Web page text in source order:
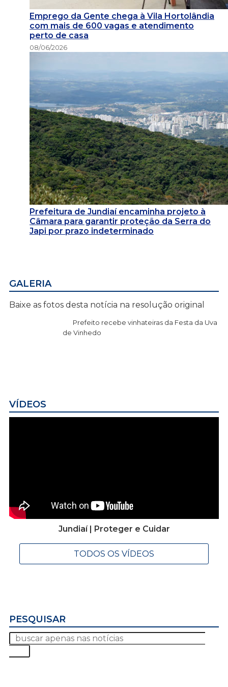
Emprego da Gente chega à Vila Hortolândia
com mais de 600 vagas e atendimento
perto de casa
08/06/2026
Prefeitura de Jundiaí encaminha projeto à
Câmara para garantir proteção da Serra do
Japi por prazo indeterminado
GALERIA
Baixe as fotos desta notícia na resolução original
Prefeito recebe vinhateiras da Festa da Uva
de Vinhedo
VÍDEOS
Jundiaí | Proteger e Cuidar
TODOS OS VÍDEOS
PESQUISAR